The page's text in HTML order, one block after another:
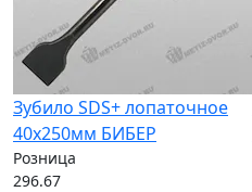
Зубило SDS+ лопаточное
40x250мм БИБЕР
Розница
296.67